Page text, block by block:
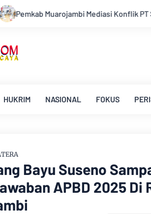
Agro Tenera Unggul Dengan Warga
HUKRIM NASIONAL FOKUS
Bayu Suseno
APBD 2025 Di